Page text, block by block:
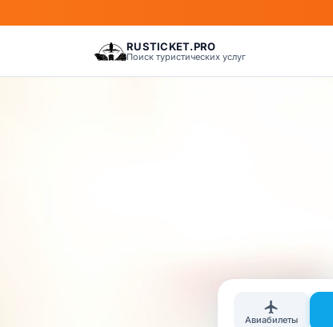
RUSTICKET.PRO
Поиск туристических услуг
Авиабилеты